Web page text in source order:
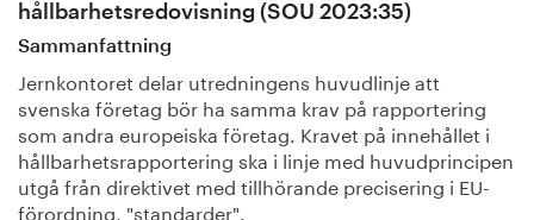
hållbarhetsredovisning (SOU 2023:35)
Sammanfattning
Jernkontoret delar utredningens huvudlinje att
svenska företag bör ha samma krav på rapportering
som andra europeiska företag. Kravet på innehållet i
hållbarhetsrapportering ska i linje med huvudprincipen
utgå från direktivet med tillhörande precisering i EU-
förordning, "standarder".